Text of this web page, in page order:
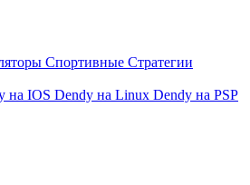
Спортивные Стратегии
на IOS Dendy на Linux Dendy на PSP